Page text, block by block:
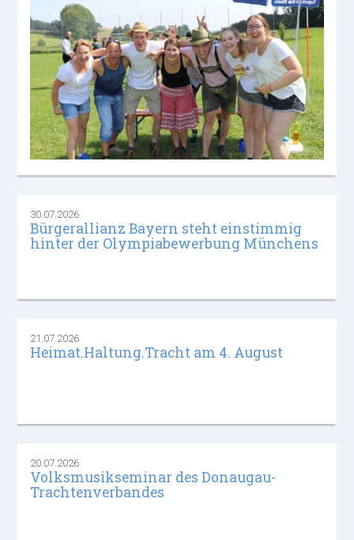
30.07.2026
Bürgerallianz Bayern steht einstimmig
hinter der Olympiabewerbung Münchens
21.07.2026
Heimat.Haltung.Tracht am 4. August
20.07.2026
Volksmusikseminar des Donaugau-
Trachtenverbandes